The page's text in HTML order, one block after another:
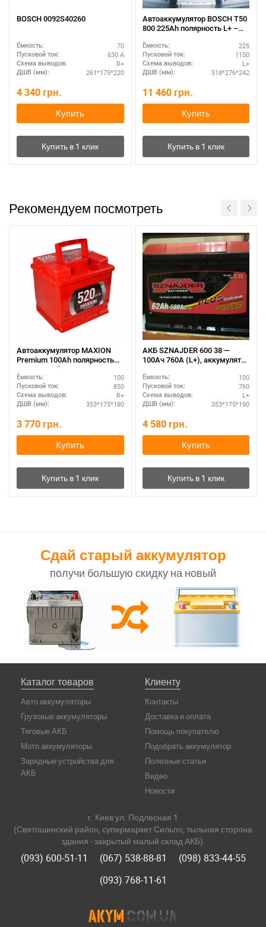
BOSCH 0092S40260
Ёмкость: 70
Пусковой ток: 630 А
Схема выводов: R+
ДШВ (мм): 261*175*220
4 340 грн.
Купить
Автоаккумулятор BOSCH T50
800 225Ah полярность L+ –
Ёмкость: 225
Пусковой ток: 1150
Схема выводов: L+
ДШВ (мм): 518*276*242
11 460 грн.
Купить
Рекомендуем посмотреть
Автоаккумулятор MAXION
Premium 100Ah полярность
R+ – зимний пуск
Ёмкость: 100
Пусковой ток: 850
Схема выводов: R+
ДШВ (мм): 353*175*190
3 770 грн.
Купить
АКБ SZNAJDER 600 38 —
100Ач 760А (L+), аккумулятор
нагрузки
Ёмкость: 100
Пусковой ток: 760
Схема выводов: L+
ДШВ (мм): 353*175*190
4 580 грн.
Купить
Сдай старый аккумулятор
получи большую скидку на новый
Каталог товаров
Авто аккумуляторы
Грузовые аккумуляторы
Тяговые АКБ
Мото аккумуляторы
Зарядные устройства для
АКБ
Клиенту
Контакты
Доставка и оплата
Помощь покупателю
Подобрать аккумулятор
Полезные статьи
Видео
Новости
г. Киев ул. Подлесная 1
(Святошинский район, супермаркет Сильпо, тыльная сторона
здания - закрытый малый склад АКБ).
(093) 600-51-11 (067) 538-88-81
(098) 833-44-55
(093) 768-11-61